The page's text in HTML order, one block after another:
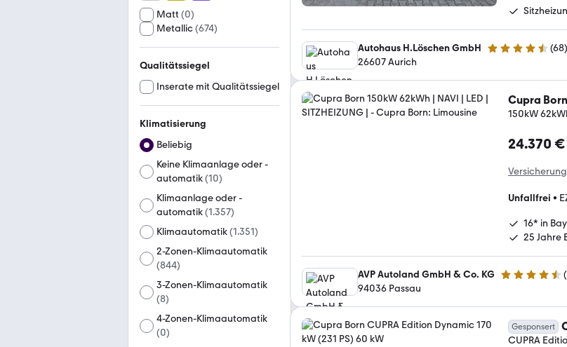
Matt (0)
Metallic(674)
Qualitätssiegel
Inserate mit Qualitätssiegel
Klimatisierung
Beliebig
Keine Klimaanlage oder -
automatik(10)
Klimaanlage oder -
automatik(1.357)
Klimaautomatik(1.351)
2-Zonen-Klimaautomatik
(844)
3-Zonen-Klimaautomatik
(8)
4-Zonen-Klimaautomatik
(0)
Autohaus H.Löschen GmbH 4.7 Sterne (68)
26607 Aurich
Cupra Born
150kW
24.370 €
Unfallfrei •
16* in
25 Jahre
AVP Autoland GmbH & Co. KG 4.7 Sterne (
94036 Passau
Gesponsert
CUPRA